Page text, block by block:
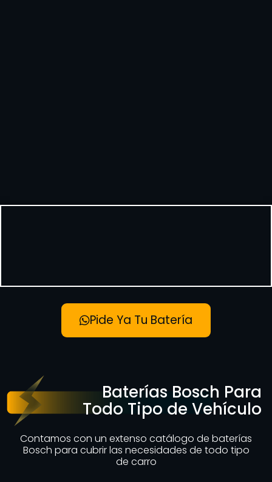
Pide Ya Tu Batería
Baterías Bosch Para
Todo Tipo de Vehículo
Contamos con un extenso catálogo de baterías
Bosch para cubrir las necesidades de todo tipo
de carro